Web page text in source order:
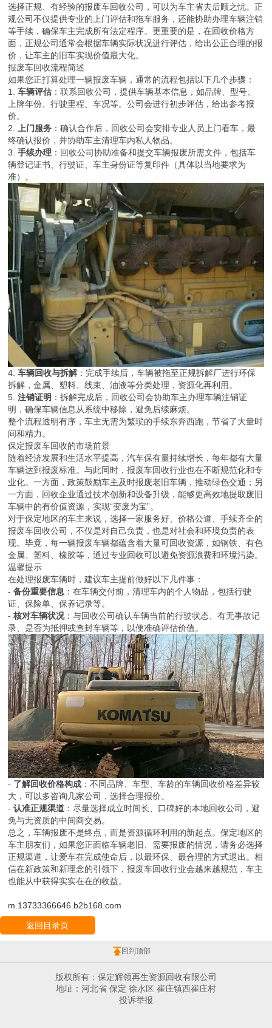
选择正规、有经验的报废车回收公司，可以为车主省去后顾之忧。正
规公司不仅提供专业的上门评估和拖车服务，还能协助办理车辆注销
等手续，确保车主完成所有法定程序。更重要的是，在回收价格方
面，正规公司通常会根据车辆实际状况进行评估，给出公正合理的报
价，让车主的旧车实现价值最大化。
报废车回收流程简述
如果您正打算处理一辆报废车辆，通常的流程包括以下几个步骤：
1.车辆评估 ：联系回收公司，提供车辆基本信息，如品牌、型号、
上牌年份、行驶里程、车况等。公司会进行初步评估，给出参考报
价。
2.
上门服务 ：确认合作后，回收公司会安排专业人员上门看车，最
终确认报价，并协助车主清理车内私人物品。
3.手续办理 ：回收公司协助准备和提交车辆报废所需文件，包括车
辆登记证书、行驶证、车主身份证等复印件（具体以当地要求为
准）。
4.车辆回收与拆解：完成手续后，车辆被拖至正规拆解厂进行环保
拆解，金属、塑料、线束、油液等分类处理，资源化再利用。
5.注销证明 ：拆解完成后，回收公司会协助车主办理车辆注销证
明，确保车辆信息从系统中移除，避免后续麻烦。
整个流程透明有序，车主无需为繁琐的手续东奔西跑，节省了大量时
间和精力。
保定报废车回收的市场前景
随着经济发展和生活水平提高，汽车保有量持续增长，每年都有大量
车辆达到报废标准。与此同时，报废车回收行业也在不断规范化和专
业化。一方面，政策鼓励车主及时报废老旧车辆，推动绿色交通；另
一方面，回收企业通过技术创新和设备升级，能够更高效地提取废旧
车辆中的有价值资源，实现“变废为宝”。
对于保定地区的车主来说，选择一家服务好、价格公道、手续齐全的
报废车回收公司，不仅是对自己负责，也是对社会和环境负责的表
现。毕竟，每一辆报废车辆都蕴含着大量可回收资源，如钢铁、有色
金属、塑料、橡胶等，通过专业回收可以避免资源浪费和环境污染。
温馨提示
在处理报废车辆时，建议车主提前做好以下几件事：
-备份重要信息 ：在车辆交付前，清理车内的个人物品，包括行驶
证、保险单、保养记录等。
-核对车辆状况：与回收公司确认车辆当前的行驶状态、有无事故记
录、是否为抵押或查封车辆等，以便准确评估价值。
- 了解回收价格构成 ：不同品牌、车型、车龄的车辆回收价格差异较
大，可以多咨询几家公司，选择合理报价。
-认准正规渠道 ：尽量选择成立时间长、口碑好的本地回收公司，避
免与无资质的中间商交易。
总之，车辆报废不是终点，而是资源循环利用的新起点。保定地区的
车主朋友们，如果您正面临车辆老旧、需要报废的情况，请务必选择
正规渠道，让爱车在完成使命后，以最环保、最合理的方式退出。相
信在新政策和新理念的引领下，报废车回收行业会越来越规范，车主
也能从中获得实实在在的收益。
m.13733366646.b2b168.com
返回目录页
回到顶部
版权所有：保定辉领再生资源回收有限公司
地址：河北省 保定 徐水区 崔庄镇西崔庄村
投诉举报